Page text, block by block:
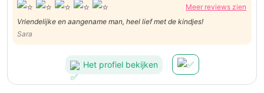
Meer reviews zien
Vriendelijke en aangename man, heel lief met de kindjes!
Sara
Het profiel bekijken